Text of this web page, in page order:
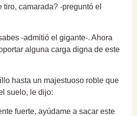
camarada? -preguntó el
-admitió el gigante-. Ahora
alguna carga digna de este
hasta un majestuoso roble que
suelo, le dijo:
fuerte, ayúdame a sacar este